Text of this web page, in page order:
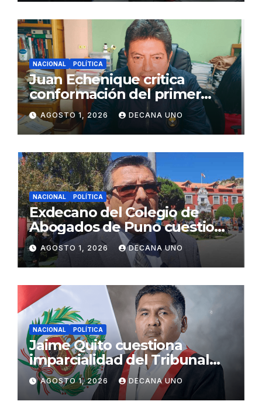
NACIONAL POLÍTICA
Juan Echenique critica
conformación del primer
gabinete ministerial de Keiko
Fujimori
AGOSTO 1, 2026 DECANA UNO
NACIONAL POLÍTICA
Exdecano del Colegio de
Abogados de Puno cuestiona
propuestas sobre seguridad
ciudadana
AGOSTO 1, 2026 DECANA UNO
NACIONAL POLÍTICA
Jaime Quito cuestiona
imparcialidad del Tribunal
Constitucional tras liberación
de Ollanta Humala
AGOSTO 1, 2026 DECANA UNO